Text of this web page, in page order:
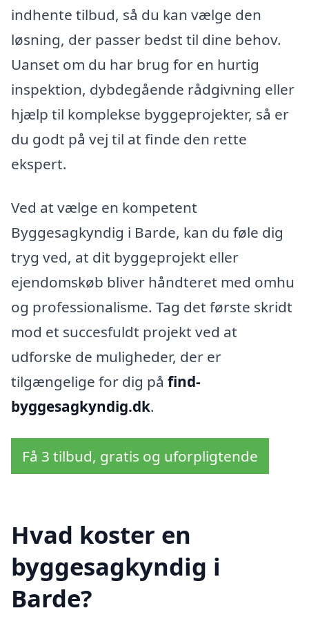
indhente tilbud, så du kan vælge den
løsning, der passer bedst til dine behov.
Uanset om du har brug for en hurtig
inspektion, dybdegående rådgivning eller
hjælp til komplekse byggeprojekter, så er
du godt på vej til at finde den rette
ekspert.
Ved at vælge en kompetent
Byggesagkyndig i Barde, kan du føle dig
tryg ved, at dit byggeprojekt eller
ejendomskøb bliver håndteret med omhu
og professionalisme. Tag det første skridt
mod et succesfuldt projekt ved at
udforske de muligheder, der er
tilgængelige for dig på find-
byggesagkyndig.dk.
Få 3 tilbud, gratis og uforpligtende
Hvad koster en
byggesagkyndig i
Barde?